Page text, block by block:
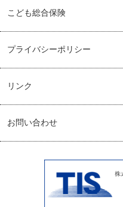
こども総合保険
プライバシーポリシー
リンク
お問い合わせ